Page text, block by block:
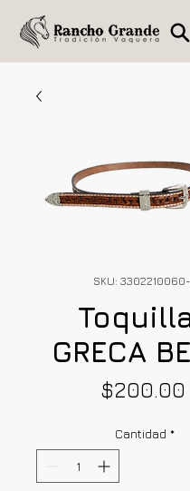
SKU:
GRECA
$200.00
Cantidad *